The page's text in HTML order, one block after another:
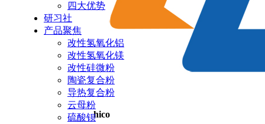
四大优势
研习社
产品聚焦
改性氢氧化铝
改性氢氧化镁
改性硅微粉
陶瓷复合粉
导热复合粉
云母粉
硫酸钡hico